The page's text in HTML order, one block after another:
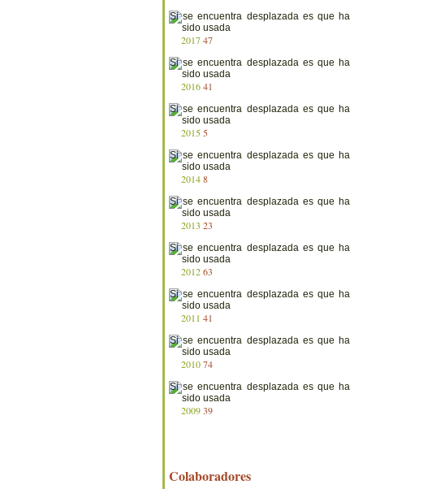
201747
201641
2015 5
20148
2013 23
201263
2011 41
201074
200939
Colaboradores